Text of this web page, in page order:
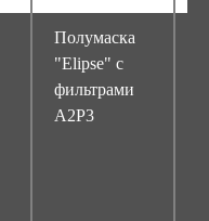
Полумаска
"Elipse" с
фильтрами
A2P3